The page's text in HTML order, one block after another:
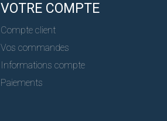
VOTRE COMPTE
Compte client
Vos commandes
Informations compte
Paiements